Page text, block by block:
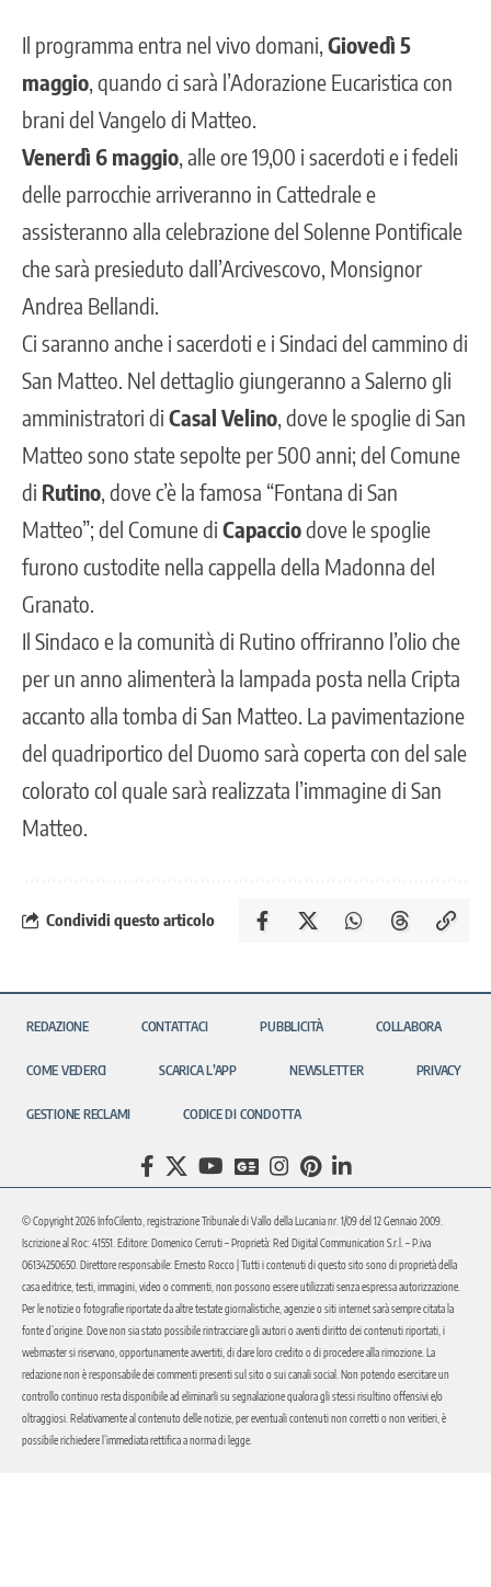
Il programma entra nel vivo domani, Giovedì 5
maggio , quando ci sarà l’Adorazione Eucaristica con
brani del Vangelo di Matteo.
Venerdì 6 maggio , alle ore 19,00 i sacerdoti e i fedeli
delle parrocchie arriveranno in Cattedrale e
assisteranno alla celebrazione del Solenne Pontificale
che sarà presieduto dall’Arcivescovo, Monsignor
Andrea Bellandi.
Ci saranno anche i sacerdoti e i Sindaci del cammino di
San Matteo. Nel dettaglio giungeranno a Salerno gli
amministratori di Casal Velino , dove le spoglie di San
Matteo sono state sepolte per 500 anni; del Comune
di Rutino , dove c’è la famosa “Fontana di San
Matteo”; del Comune di Capacciodove le spoglie
furono custodite nella cappella della Madonna del
Granato.
Il Sindaco e la comunità di Rutino offriranno l’olio che
per un anno alimenterà la lampada posta nella Cripta
accanto alla tomba di San Matteo. La pavimentazione
del quadriportico del Duomo sarà coperta con del sale
colorato col quale sarà realizzata l’immagine di San
Matteo.
Condividi questo articolo
REDAZIONE CONTATTACI PUBBLICITÀ COLLABORA
COME VEDERCI SCARICA L’APP NEWSLETTER PRIVACY
GESTIONE RECLAMI CODICE DI CONDOTTA
© Copyright 2026 InfoCilento, registrazione Tribunale di Vallo della Lucania nr. 1/09 del 12 Gennaio 2009.
Iscrizione al Roc: 41551. Editore: Domenico Cerruti – Proprietà: Red Digital Communication S.r.l. – P.iva
06134250650. Direttore responsabile: Ernesto Rocco | Tutti i contenuti di questo sito sono di proprietà della
casa editrice, testi, immagini, video o commenti, non possono essere utilizzati senza espressa autorizzazione.
Per le notizie o fotografie riportate da altre testate giornalistiche, agenzie o siti internet sarà sempre citata la
fonte d’origine. Dove non sia stato possibile rintracciare gli autori o aventi diritto dei contenuti riportati, i
webmaster si riservano, opportunamente avvertiti, di dare loro credito o di procedere alla rimozione. La
redazione non è responsabile dei commenti presenti sul sito o sui canali social. Non potendo esercitare un
controllo continuo resta disponibile ad eliminarli su segnalazione qualora gli stessi risultino offensivi e/o
oltraggiosi. Relativamente al contenuto delle notizie, per eventuali contenuti non corretti o non veritieri, è
possibile richiedere l’immediata rettifica a norma di legge.